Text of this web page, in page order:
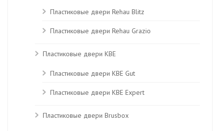
Пластиковые двери Rehau Blitz
Пластиковые двери Rehau Grazio
Пластиковые двери KBE
Пластиковые двери КВЕ Gut
Пластиковые двери КВЕ Expert
Пластиковые двери Brusbox